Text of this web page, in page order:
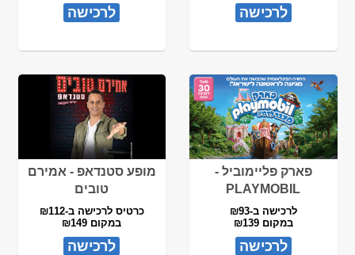
לרכישה לרכישה
פארק פליימוביל -
PLAYMOBIL
לרכישה ב-₪93
במקום ₪139
לרכישה
מופע סטנדאפ - אמירם
טובים
כרטיס לרכישה ב-₪112
במקום ₪149
לרכישה